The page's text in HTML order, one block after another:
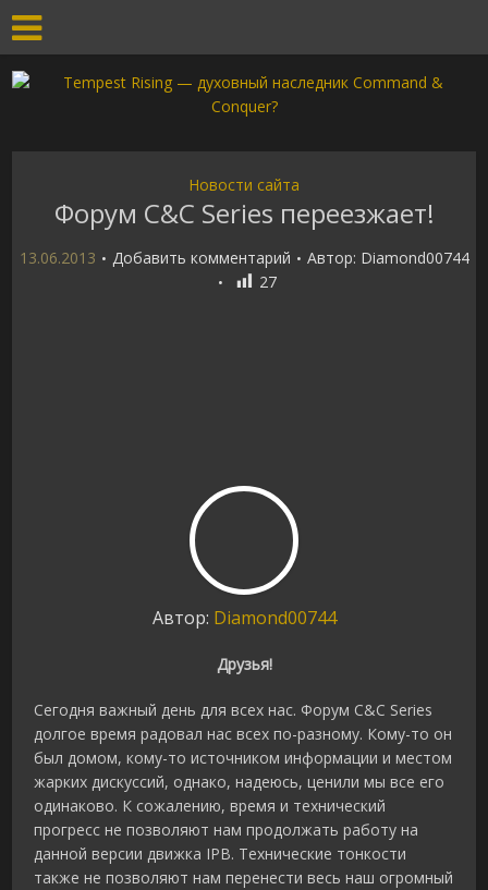
Новости сайта
Форум C&C Series переезжает!
13.06.2013 Добавить комментарий Автор: Diamond00744
27
Автор: Diamond00744
Друзья!
Сегодня важный день для всех нас. Форум C&C Series
долгое время радовал нас всех по-разному. Кому-то он
был домом, кому-то источником информации и местом
жарких дискуссий, однако, надеюсь, ценили мы все его
одинаково. К сожалению, время и технический
прогресс не позволяют нам продолжать работу на
данной версии движка IPB. Технические тонкости
также не позволяют нам перенести весь наш огромный